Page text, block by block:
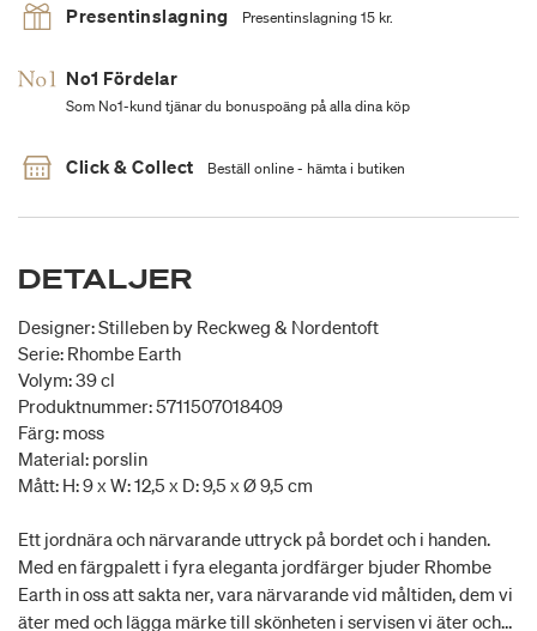
Presentinslagning Presentinslagning 15 kr.
No1 Fördelar
Som No1-kund tjänar du bonuspoäng på alla dina köp
Click & Collect Beställ online - hämta i butiken
DETALJER
Designer: Stilleben by Reckweg & Nordentoft
Serie: Rhombe Earth
Volym: 39 cl
Produktnummer: 5711507018409
Färg: moss
Material: porslin
Mått: H: 9 x W: 12,5 x D: 9,5 x Ø 9,5 cm
Ett jordnära och närvarande uttryck på bordet och i handen.
Med en färgpalett i fyra eleganta jordfärger bjuder Rhombe
Earth in oss att sakta ner, vara närvarande vid måltiden, dem vi
äter med och lägga märke till skönheten i servisen vi äter och